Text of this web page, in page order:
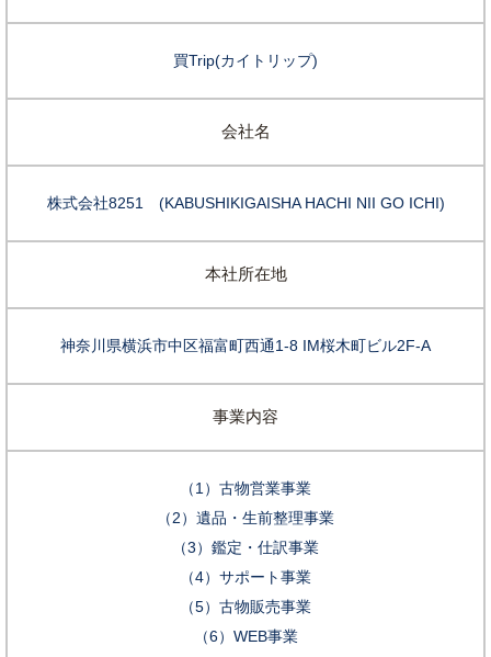
買Trip(カイトリップ)
会社名
株式会社8251 (KABUSHIKIGAISHA HACHI NII GO ICHI)
本社所在地
神奈川県横浜市中区福富町西通1-8 IM桜木町ビル2F-A
事業内容
（1）古物営業事業
（2）遺品・生前整理事業
（3）鑑定・仕訳事業
（4）サポート事業
（5）古物販売事業
（6）WEB事業